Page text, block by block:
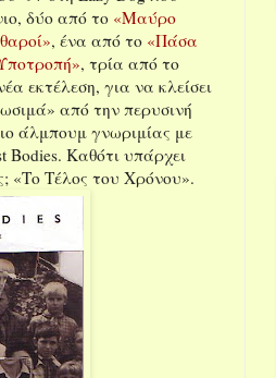
δύο από το «Μαύρο
, ένα από το «Πάσα
, τρία από το
εκτέλεση, για να κλείσει
από την περυσινή
άλμπουμ γνωριμίας με
Καθότι υπάρχει
«Το Τέλος του Χρόνου».